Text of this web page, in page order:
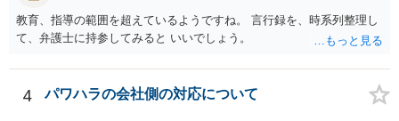
教育、指導の範囲を超えているようですね。 言行録を、時系列整理し
て、弁護士に持参してみると いいでしょう。
4 パワハラの会社側の対応について